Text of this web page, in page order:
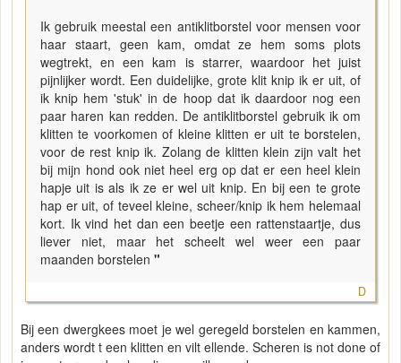
Ik gebruik meestal een antiklitborstel voor mensen voor
haar staart, geen kam, omdat ze hem soms plots
wegtrekt, en een kam is starrer, waardoor het juist
pijnlijker wordt. Een duidelijke, grote klit knip ik er uit, of
ik knip hem 'stuk' in de hoop dat ik daardoor nog een
paar haren kan redden. De antiklitborstel gebruik ik om
klitten te voorkomen of kleine klitten er uit te borstelen,
voor de rest knip ik. Zolang de klitten klein zijn valt het
bij mijn hond ook niet heel erg op dat er een heel klein
hapje uit is als ik ze er wel uit knip. En bij een te grote
hap er uit, of teveel kleine, scheer/knip ik hem helemaal
kort. Ik vind het dan een beetje een rattenstaartje, dus
liever niet, maar het scheelt wel weer een paar
maanden borstelen "
D
Bij een dwergkees moet je wel geregeld borstelen en kammen,
anders wordt t een klitten en vilt ellende. Scheren is not done of